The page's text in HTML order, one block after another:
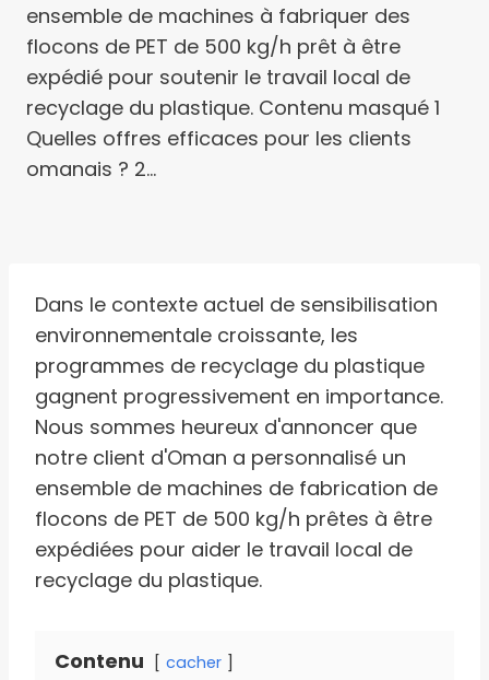
ensemble de machines à fabriquer des
flocons de PET de 500 kg/h prêt à être
expédié pour soutenir le travail local de
recyclage du plastique. Contenu masqué 1
Quelles offres efficaces pour les clients
omanais ? 2…
Dans le contexte actuel de sensibilisation
environnementale croissante, les
programmes de recyclage du plastique
gagnent progressivement en importance.
Nous sommes heureux d'annoncer que
notre client d'Oman a personnalisé un
ensemble de machines de fabrication de
flocons de PET de 500 kg/h prêtes à être
expédiées pour aider le travail local de
recyclage du plastique.
Contenu cacher